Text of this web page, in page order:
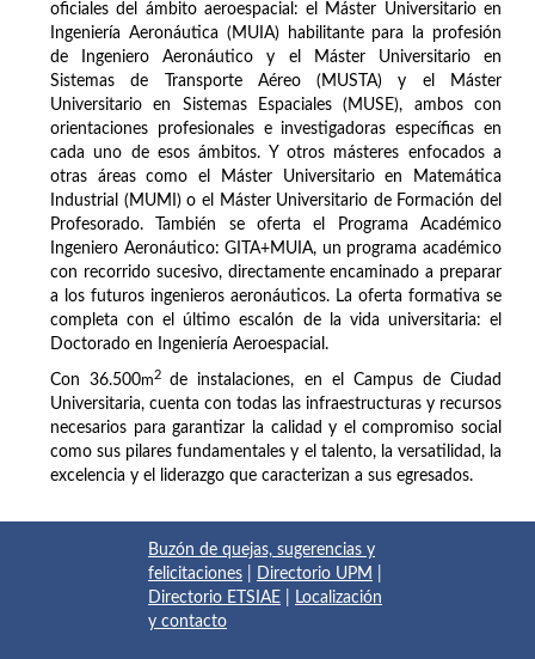
oficiales del ámbito aeroespacial: el Máster Universitario en
Ingeniería Aeronáutica (MUIA) habilitante para la profesión
de Ingeniero Aeronáutico y el Máster Universitario en
Sistemas de Transporte Aéreo (MUSTA) y el Máster
Universitario en Sistemas Espaciales (MUSE), ambos con
orientaciones profesionales e investigadoras específicas en
cada uno de esos ámbitos. Y otros másteres enfocados a
otras áreas como el Máster Universitario en Matemática
Industrial (MUMI) o el Máster Universitario de Formación del
Profesorado. También se oferta el Programa Académico
Ingeniero Aeronáutico: GITA+MUIA, un programa académico
con recorrido sucesivo, directamente encaminado a preparar
a los futuros ingenieros aeronáuticos. La oferta formativa se
completa con el último escalón de la vida universitaria: el
Doctorado en Ingeniería Aeroespacial.
Con 36.500m2
de instalaciones, en el Campus de Ciudad
Universitaria, cuenta con todas las infraestructuras y recursos
necesarios para garantizar la calidad y el compromiso social
como sus pilares fundamentales y el talento, la versatilidad, la
excelencia y el liderazgo que caracterizan a sus egresados.
Buzón de quejas, sugerencias y
felicitaciones
Directorio UPM
Directorio ETSIAE
Localización
y contacto